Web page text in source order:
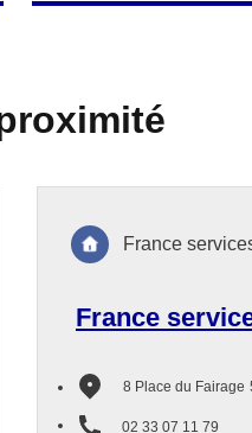
France
8 Place du Fairage
02 33 07 11 79
France